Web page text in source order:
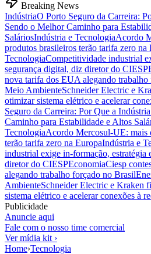
Breaking News
IndústriaO Porto Seguro da Carreira:
Sendo o Melhor Caminho para
SaláriosIndústria e TecnologiaAcordo
produtos brasileiros terão tarifa zero na
TecnologiaCompetitividade industrial
segurança digital, diz diretor do CIESP
nova tarifa dos EUA alegando
Meio AmbienteSchneider Electric e
otimizar sistema elétrico e acelerar
Seguro da Carreira: Por Que a
Caminho para Estabilidade e Altos
TecnologiaAcordo Mercosul-UE: mais
terão tarifa zero na EuropaIndústria e
industrial exige in-formação, estratégia
diretor do CIESPEconomiaCiesp
alegando trabalho forçado no Brasil
AmbienteSchneider Electric e Kraken
sistema elétrico e acelerar conexões à
Publicidade
Anuncie aqui
Fale com o nosso time comercial
Ver mídia kit ›
Home›Tecnologia